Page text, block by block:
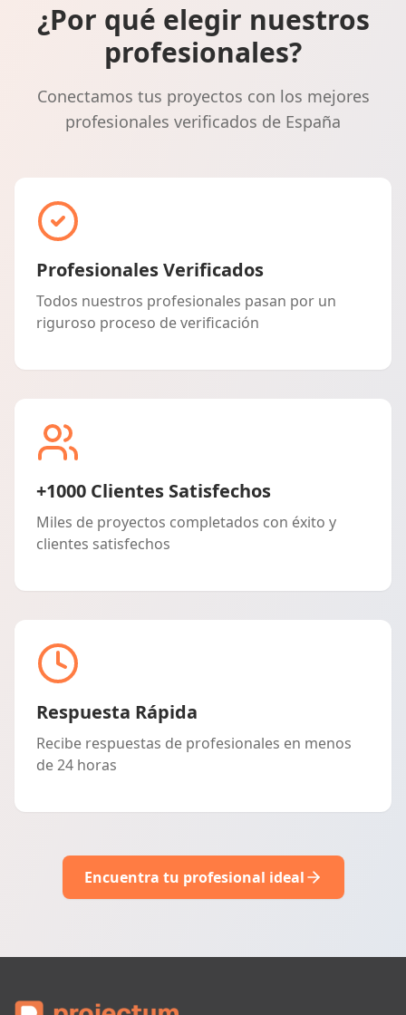
¿Por qué elegir nuestros
profesionales?
Conectamos tus proyectos con los mejores
profesionales verificados de España
Profesionales Verificados
Todos nuestros profesionales pasan por un
riguroso proceso de verificación
+1000 Clientes Satisfechos
Miles de proyectos completados con éxito y
clientes satisfechos
Respuesta Rápida
Recibe respuestas de profesionales en menos
de 24 horas
Encuentra tu profesional ideal